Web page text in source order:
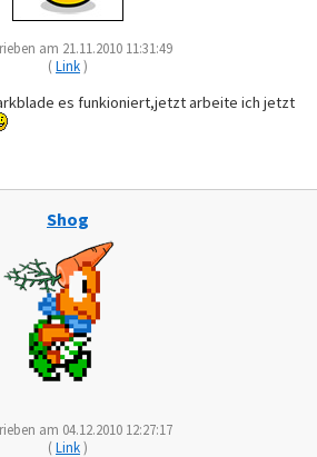
am 21.11.2010 11:31:49
(Link)
es funkioniert,jetzt arbeite ich jetzt
Shog
am 04.12.2010 12:27:17
(Link)